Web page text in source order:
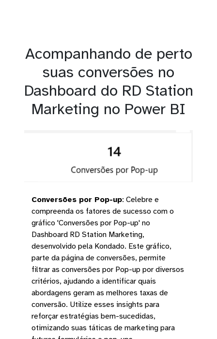
Acompanhando de perto
suas conversões no
Dashboard do RD Station
Marketing no Power BI
Conversões por Pop-up: Celebre e
compreenda os fatores de sucesso com o
gráfico 'Conversões por Pop-up' no
Dashboard RD Station Marketing,
desenvolvido pela Kondado. Este gráfico,
parte da página de conversões, permite
filtrar as conversões por Pop-up por diversos
critérios, ajudando a identificar quais
abordagens geram as melhores taxas de
conversão. Utilize esses insights para
reforçar estratégias bem-sucedidas,
otimizando suas táticas de marketing para